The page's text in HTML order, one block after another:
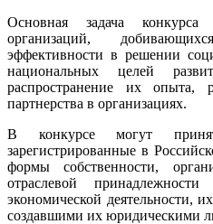
Основная задача
организаций,
эффективности в решении
национальных целей
распространение их опыта,
партнерства в организациях.
В конкурсе могут
зарегистрированные в
формы собственности,
отраслевой
экономической деятельности,
создавшими их юридическими